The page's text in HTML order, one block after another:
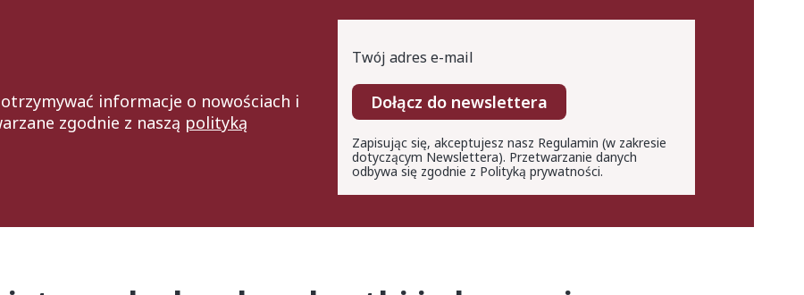
informacje o nowościach i
zgodnie z naszą polityką
Twój adres e-mail
Dołącz do newslettera
Zapisując się, akceptujesz nasz Regulamin (w zakresie
dotyczącym Newslettera). Przetwarzanie danych
odbywa się zgodnie z Polityką prywatności.